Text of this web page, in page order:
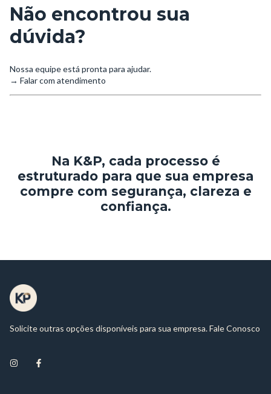
Não encontrou sua
dúvida?
Nossa equipe está pronta para ajudar.
→ Falar com atendimento
Na K&P, cada processo é
estruturado para que sua empresa
compre com segurança, clareza e
confiança.
Solicite outras opções disponíveis para sua empresa. Fale Conosco